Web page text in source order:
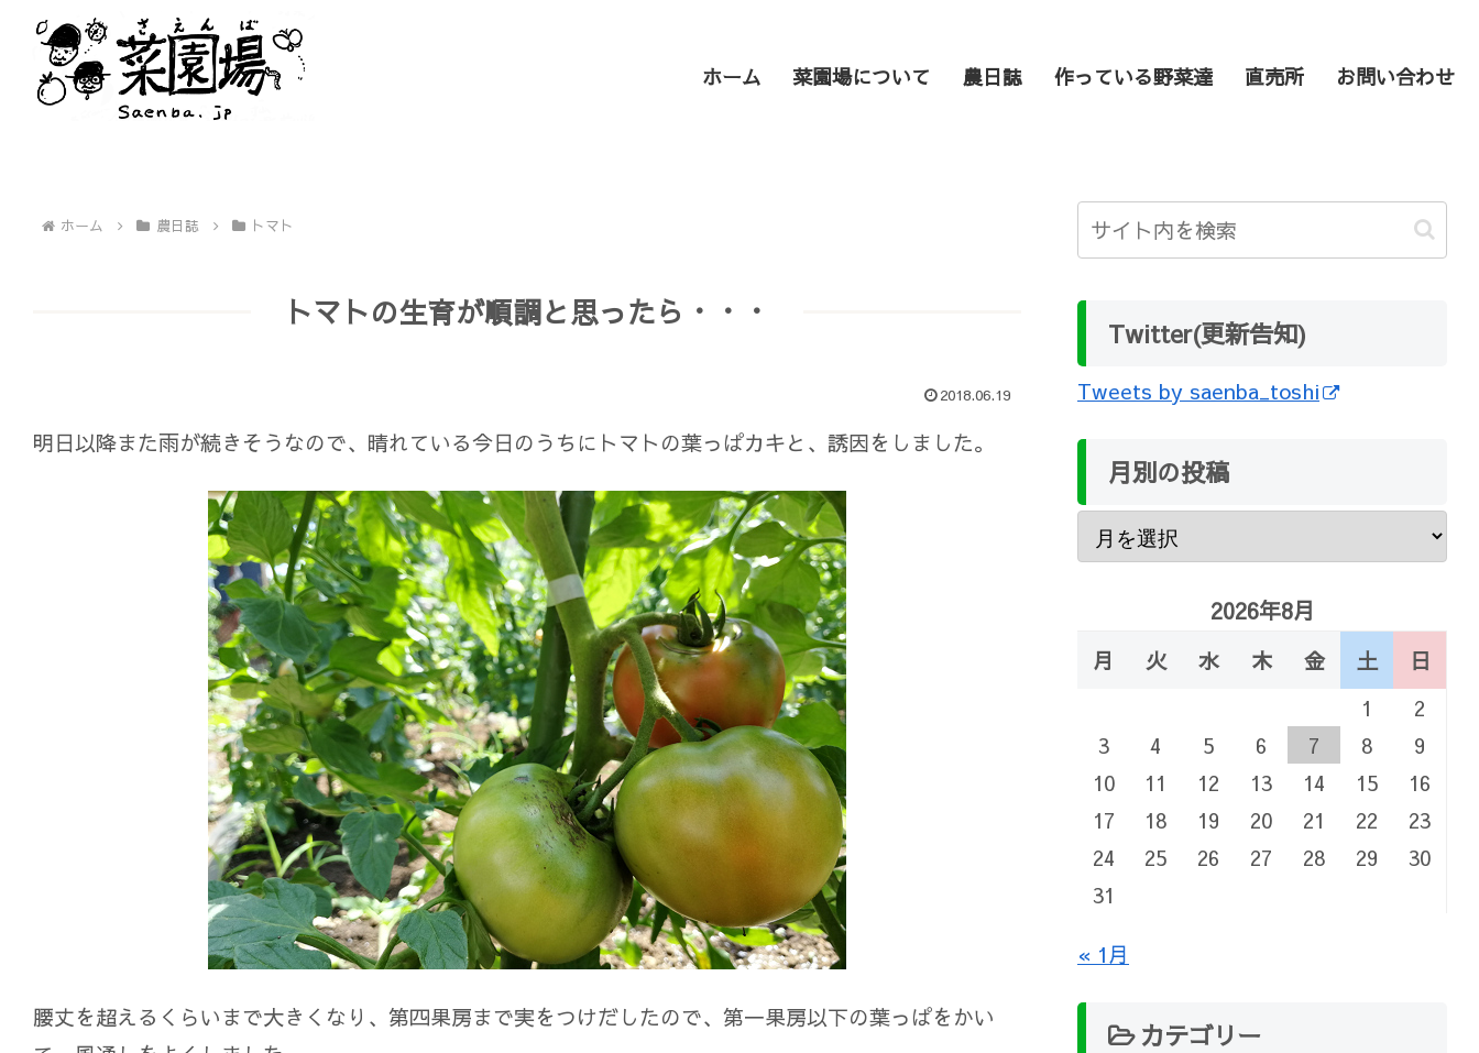
ホーム 菜園場について 農日誌 作っている野菜達 直売所 お問い合わせ
ホーム 農日誌 トマト
トマトの生育が順調と思ったら・・・
2018.06.19
明日以降また雨が続きそうなので、晴れている今日のうちにトマトの葉っぱカキと、誘因をしました。
腰丈を超えるくらいまで大きくなり、第四果房まで実をつけだしたので、第一果房以下の葉っぱをかい
Twitter(更新告知)
Tweets by saenba_toshi
月別の投稿
2026年8月
月 火 水 木 金 土
日
1
2
3
4 5 6 7 8
9
10
11 12 13 14 15
16
17
18 19 20 21 22
23
24
25 26 27 28 29
30
31
« 1月
カテゴリー